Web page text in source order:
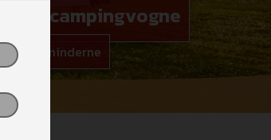
Hobby campingvogne
ferieminderne